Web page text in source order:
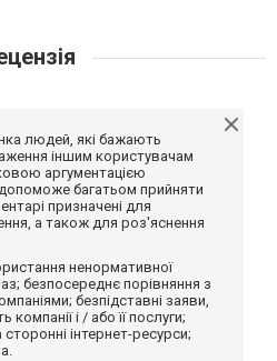
людей, які бажають
іншим користувачам
аргументацією
багатьом прийняти
призначені для
а також для роз'яснення
ненормативної
безпосереднє порівняння з
безпідставні заяви,
і / або її послуги;
інтернет-ресурси;